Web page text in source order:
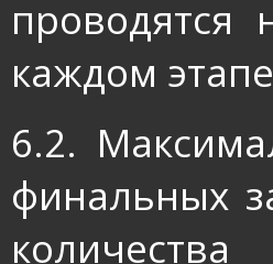
проводятся
каждом
6.2.
финальных